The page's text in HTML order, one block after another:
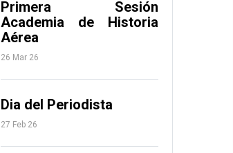
Primera Sesión
Academia de Historia
Aérea
26 Mar 26
Dia del Periodista
27 Feb 26